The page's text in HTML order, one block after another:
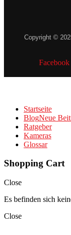
Copyright ©
Facebook
Startseite
BlogNeue
Ratgeber
Kameras
Glossar
Shopping Cart
Close
Es befinden sich
Close